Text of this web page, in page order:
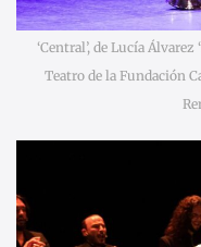
‘Central’, de Lucía Álvarez
Teatro de la Fundación